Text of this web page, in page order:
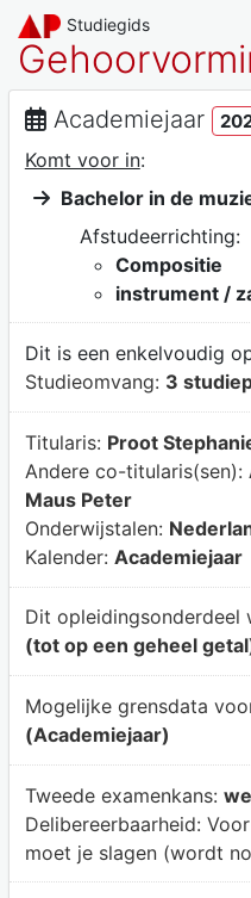
Studiegids
Academiejaar
Komt voor in:
Bachelor in de
Afstudeerrichting:
Compositie
instrument /
Dit is een enkelvoudig
Studieomvang: 3
Titularis: Proot
Andere co-titularis(sen):
Maus Peter
Onderwijstalen:
Kalender: Academiejaar
Dit opleidingsonderdeel
(tot op een geheel
Mogelijke grensdata
(Academiejaar)
Tweede examenkans:
Delibereerbaarheid:
moet je slagen (wordt